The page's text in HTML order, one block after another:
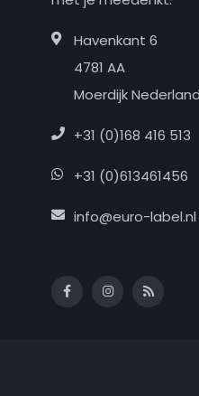
Havenkant 6
4781 AA
Moerdijk Nederland
+31 (0)168 416 513
+31 (0)613461456
info@euro-label.nl